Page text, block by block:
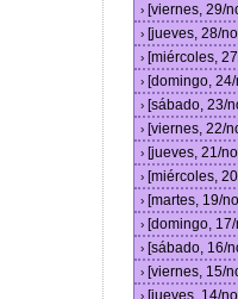
› [viernes, 29/
› [jueves, 28/
› [miércoles,
› [domingo,
› [sábado, 23/
› [viernes, 22/
› [jueves, 21/
› [miércoles,
› [martes, 19/
› [domingo,
› [sábado, 16/
› [viernes, 15/
› [jueves, 14/